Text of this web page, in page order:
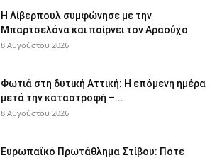
Η Λίβερπουλ συμφώνησε με την
Μπαρτσελόνα και παίρνει τον Αραούχο
8 Αυγούστου 2026
Φωτιά στη δυτική Αττική: Η επόμενη ημέρα
μετά την καταστροφή –...
8 Αυγούστου 2026
Ευρωπαϊκό Πρωτάθλημα Στίβου: Πότε